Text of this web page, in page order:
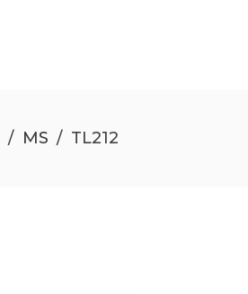
/ MS / TL212